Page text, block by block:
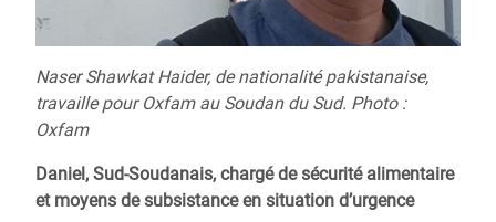
Naser Shawkat Haider, de nationalité pakistanaise,
travaille pour Oxfam au Soudan du Sud. Photo :
Oxfam
Daniel, Sud-Soudanais, chargé de sécurité alimentaire
et moyens de subsistance en situation d’urgence